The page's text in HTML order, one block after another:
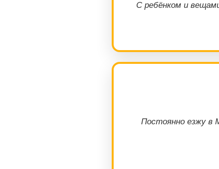
С ребёнком и
Постоянно езжу в